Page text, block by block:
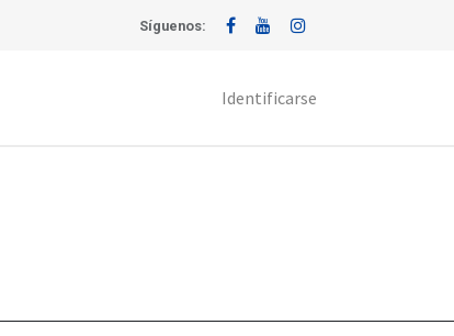
Síguenos:
Identificarse